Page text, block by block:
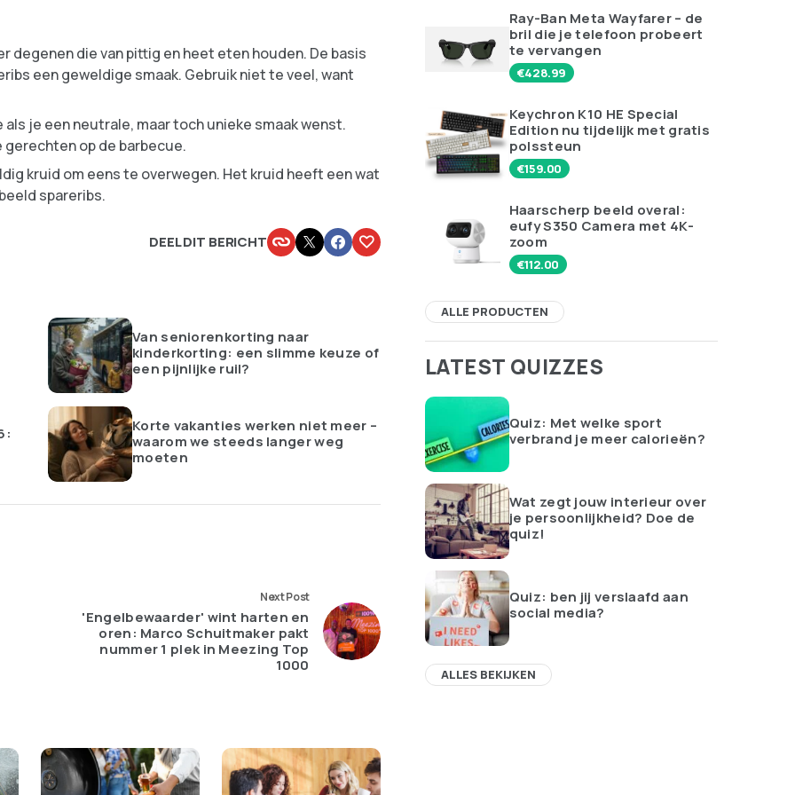
degenen die van pittig en heet eten houden. De basis
een geweldige smaak. Gebruik niet te veel, want
je een neutrale, maar toch unieke smaak wenst.
op de barbecue.
kruid om eens te overwegen. Het kruid heeft een wat
spareribs.
DEEL DIT BERICHT
Van seniorenkorting naar
kinderkorting: een slimme keuze of
een pijnlijke ruil?
Korte vakanties werken niet meer –
waarom we steeds langer weg
moeten
Next Post
'Engelbewaarder' wint harten en
oren: Marco Schuitmaker pakt
nummer 1 plek in Meezing Top
1000
Ray-Ban Meta Wayfarer – de
bril die je telefoon probeert
te vervangen
€428.99
Keychron K10 HE Special
Edition nu tijdelijk met gratis
polssteun
€159.00
Haarscherp beeld overal:
eufy S350 Camera met 4K-
zoom
€112.00
ALLE PRODUCTEN
LATEST QUIZZES
Quiz: Met welke sport
verbrand je meer calorieën?
Wat zegt jouw interieur over
je persoonlijkheid? Doe de
quiz!
Quiz: ben jij verslaafd aan
social media?
ALLES BEKIJKEN